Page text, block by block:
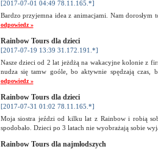
[2017-07-01 04:49 78.11.165.*]
Bardzo przyjemna idea z animacjami. Nam dorosłym
odpowiedz »
Rainbow Tours dla dzieci
[2017-07-19 13:39 31.172.191.*]
Nasze dzieci od 2 lat jeżdżą na wakacyjne kolonie z
nudza się tamw goóle, bo aktywnie spędzają
odpowiedz »
Rainbow Tours dla dzieci
[2017-07-31 01:02 78.11.165.*]
Moja siostra jeździ od kilku lat z Rainbow i robią
spodobało. Dzieci po 3 latach nie wyobrażają sobie
Rainbow Tours dla najmłodszych